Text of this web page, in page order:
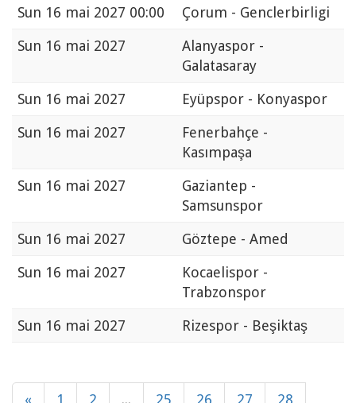
Sun 16 mai 2027 00:00
Çorum - Genclerbirligi
Sun 16 mai 2027
Alanyaspor -
Galatasaray
Sun 16 mai 2027
Eyüpspor - Konyaspor
Sun 16 mai 2027
Fenerbahçe -
Kasımpaşa
Sun 16 mai 2027
Gaziantep -
Samsunspor
Sun 16 mai 2027
Göztepe - Amed
Sun 16 mai 2027
Kocaelispor -
Trabzonspor
Sun 16 mai 2027 Rizespor - Beşiktaş
« 1 2 ... 25 26 27 28